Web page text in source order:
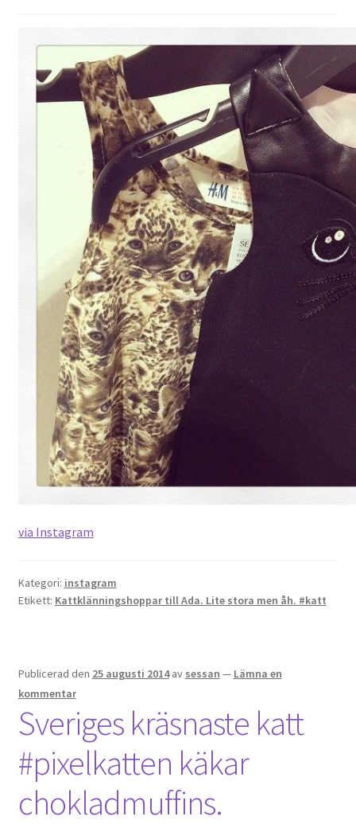
via Instagram
Kategori: instagram
Etikett: Kattklänningshoppar till Ada. Lite stora men åh. #katt
Publicerad den 25 augusti 2014 av sessan — Lämna en
kommentar
Sveriges kräsnaste katt
#pixelkatten käkar
chokladmuffins.